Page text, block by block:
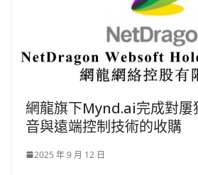
網龍旗下Mynd.ai完成對屢
音與遠端控制技術的收購
2025 年 9 月 12 日